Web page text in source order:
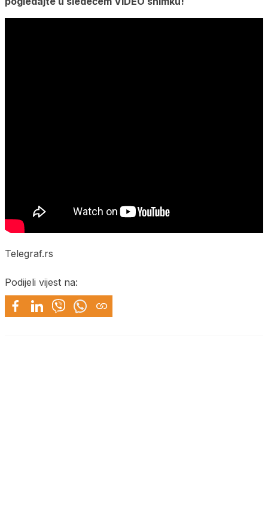
Telegraf.rs
Podijeli vijest na: